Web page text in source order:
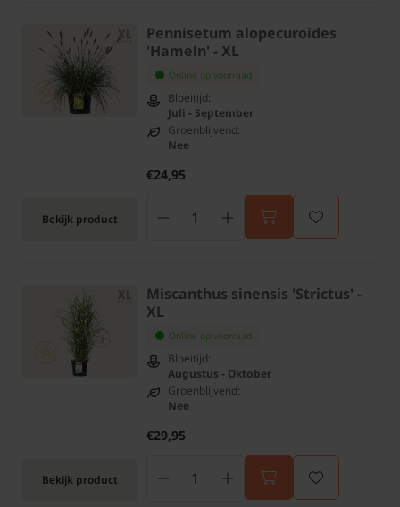
Bekijk product
Pennisetum alopecuroides
'Hameln' - XL
Online op voorraad
Bloeitijd:
Juli - September
Groenblijvend:
Nee
€24,95
Bekijk product
Miscanthus sinensis 'Strictus' -
XL
Online op voorraad
Bloeitijd:
Augustus - Oktober
Groenblijvend:
Nee
€29,95